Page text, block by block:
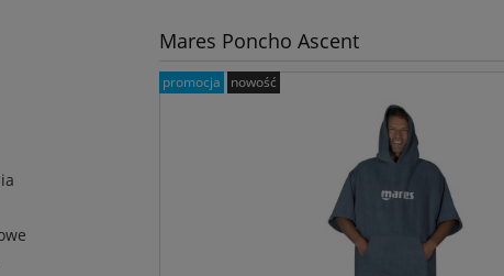
Mares Poncho Ascent
promocja nowość